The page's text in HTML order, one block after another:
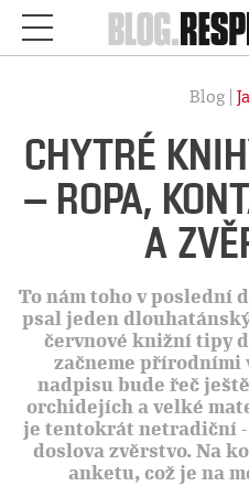
Blog |
CHYTRÉ
– ROPA,
A
To nám toho v poslední
psal jeden
červnové knižní tipy
začneme přírodními
nadpisu bude řeč
orchidejích a velké
je tentokrát netradiční -
doslova zvěrstvo. Na
anketu, což je na